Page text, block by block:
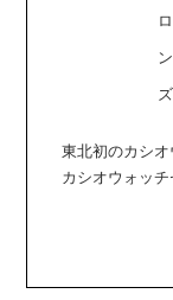
東北初のカシ
カシオウォッ